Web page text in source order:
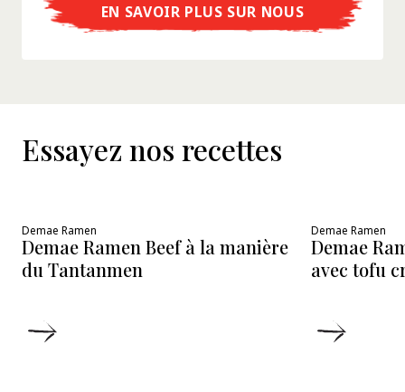
EN SAVOIR PLUS SUR NOUS
Essayez nos recettes
Demae Ramen
Demae Ramen Beef à la manière
du Tantanmen
Demae Ramen
Demae
avec tofu